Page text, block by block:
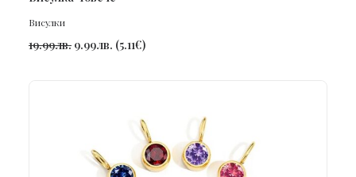
Висулки
19.99лв. 9.99лв. (5.11€)